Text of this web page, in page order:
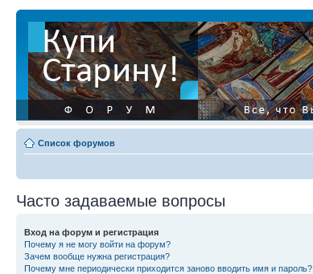
Список форумов
Часто задаваемые вопросы
Вход на форум и регистрация
Почему я не могу войти на форум?
Зачем вообще нужна регистрация?
Почему мне периодически приходится заново вводить имя и пароль?